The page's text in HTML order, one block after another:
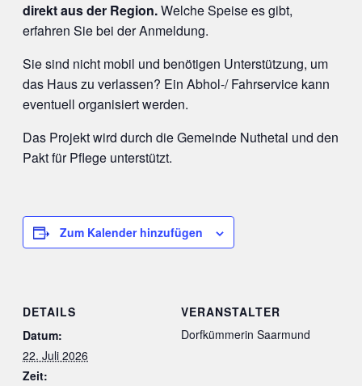
direkt aus der Region.Welche Speise es gibt,
erfahren Sie bei der Anmeldung.
Sie sind nicht mobil und benötigen Unterstützung, um
das Haus zu verlassen? Ein Abhol-/ Fahrservice kann
eventuell organisiert werden.
Das Projekt wird durch die Gemeinde Nuthetal und den
Pakt für Pflege unterstützt.
Zum Kalender hinzufügen
DETAILS
Datum:
22. Juli 2026
Zeit:
VERANSTALTER
Dorfkümmerin Saarmund